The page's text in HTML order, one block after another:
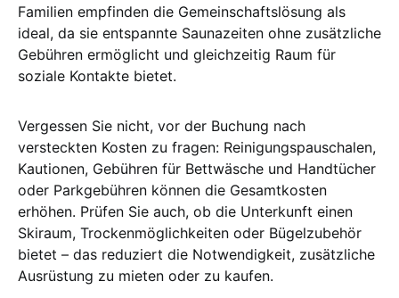
Familien empfinden die Gemeinschaftslösung als
ideal, da sie entspannte Saunazeiten ohne zusätzliche
Gebühren ermöglicht und gleichzeitig Raum für
soziale Kontakte bietet.
Vergessen Sie nicht, vor der Buchung nach
versteckten Kosten zu fragen: Reinigungspauschalen,
Kautionen, Gebühren für Bettwäsche und Handtücher
oder Parkgebühren können die Gesamtkosten
erhöhen. Prüfen Sie auch, ob die Unterkunft einen
Skiraum, Trockenmöglichkeiten oder Bügelzubehör
bietet – das reduziert die Notwendigkeit, zusätzliche
Ausrüstung zu mieten oder zu kaufen.